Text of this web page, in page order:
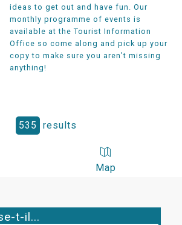
ideas to get out and have fun. Our
monthly programme of events is
available at the Tourist Information
Office so come along and pick up your
copy to make sure you aren’t missing
anything!
535 results
Map
t-il...